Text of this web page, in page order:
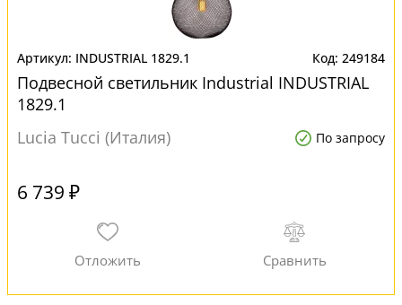
INDUSTRIAL 1829.1 249184
Подвесной светильник Industrial INDUSTRIAL
1829.1
Lucia Tucci (Италия)
По запросу
6 739 ₽